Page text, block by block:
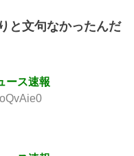
と文句なかったんだ
ース速報